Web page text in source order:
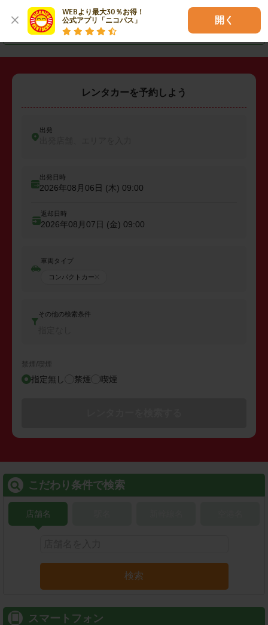
WEBより最大30％お得！
公式アプリ「ニコパス」
開く
・ 竹田市 ・宇佐市
レンタカーを予約しよう
出発
出発日時
2026年08月06日 (木) 09:00
返却日時
2026年08月07日 (金) 09:00
車両タイプ
コンパクトカー
その他の検索条件
禁煙/喫煙
指定無し 禁煙 喫煙
こだわり条件で検索
店舗名
検索
スマートフォン